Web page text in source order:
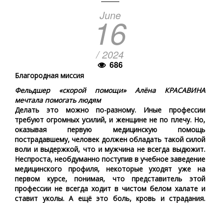
June
16
/ 2024
686
Благородная миссия
Фельдшер «скорой помощи» Алёна КРАСАВИНА
мечтала помогать людям
Делать это можно по-разному. Иные профессии
требуют огромных усилий, и женщине не по плечу. Но,
оказывая первую медицинскую помощь
пострадавшему, человек должен обладать такой силой
воли и выдержкой, что и мужчина не всегда выдюжит.
Неспроста, необдуманно поступив в учебное заведение
медицинского профиля, некоторые уходят уже на
первом курсе, понимая, что представитель этой
профессии не всегда ходит в чистом белом халате и
ставит уколы. А ещё это боль, кровь и страдания.